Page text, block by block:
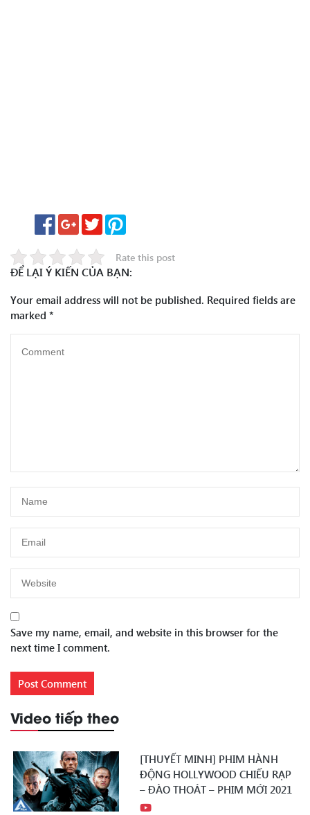
Rate this post
ĐỂ LẠI Ý KIẾN CỦA BẠN:
Your email address will not be published. Required fields are
marked *
Save my name, email, and website in this browser for the
next time I comment.
Video tiếp theo
[THUYẾT MINH] PHIM HÀNH
ĐỘNG HOLLYWOOD CHIẾU RẠP
– ĐÀO THOÁT – PHIM MỚI 2021